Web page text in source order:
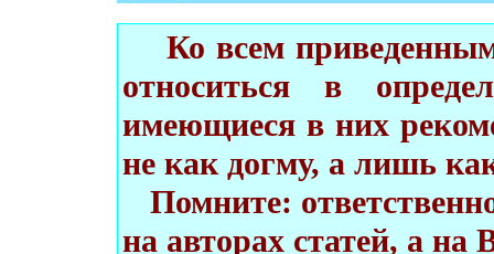
Ко всем
относиться в
имеющиеся в них
не как догму, а лишь
Помните:
на авторах статей, а на